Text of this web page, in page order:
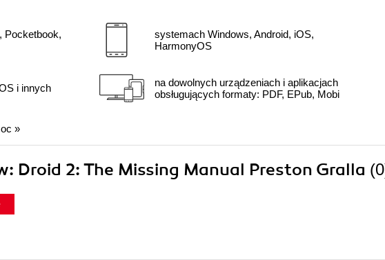
Pocketbook,
i innych
systemach Windows, Android, iOS,
HarmonyOS
na dowolnych urządzeniach i aplikacjach
obsługujących formaty: PDF, EPub, Mobi
»
Droid 2: The Missing Manual Preston Gralla